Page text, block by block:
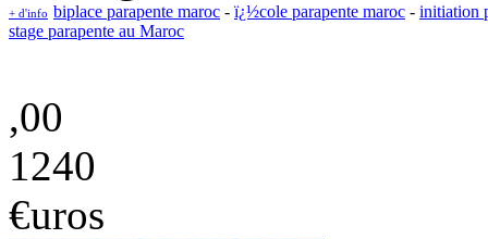
+ d'info biplace parapente maroc - ï¿½cole parapente maroc - initiation
stage parapente au Maroc
,00
1240
€uros